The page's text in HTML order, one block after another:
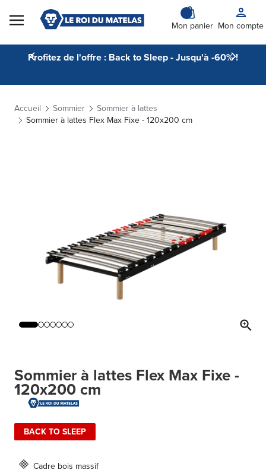
Skip to Content
Mon panier Mon compte
Profitez de l'offre : Back to Sleep - Jusqu'à -60% !
Accueil Sommier
Sommier à lattes
Sommier à lattes Flex Max Fixe - 120x200 cm
Sommier à lattes Flex Max Fixe -
120x200 cm
BACK TO SLEEP
Cadre bois massif